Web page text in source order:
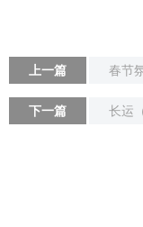
上一篇
下一篇